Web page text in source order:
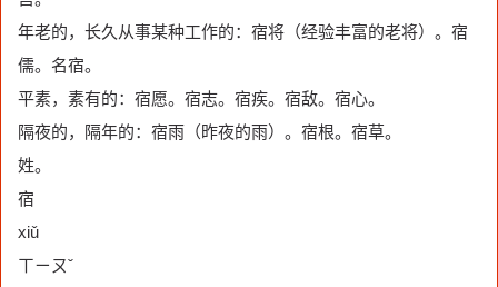
年老的，长久从事某种工作的：宿将（经验丰富的老将）。宿
儒。名宿。
平素，素有的：宿愿。宿志。宿疾。宿敌。宿心。
隔夜的，隔年的：宿雨（昨夜的雨）。宿根。宿草。
姓。
宿
xiǔ
ㄒㄧㄡˇ